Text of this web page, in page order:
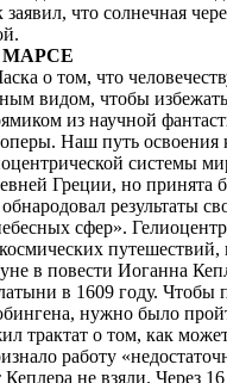
что солнечная
МАРСЕ
о том, что
видом, чтобы
из научной
Наш путь освоения
системы
Греции, но принята
результаты
сфер».
путешествий,
в повести Иоганна
в 1609 году. Чтобы
нужно было
трактат о том, как
работу
не взяли. Через